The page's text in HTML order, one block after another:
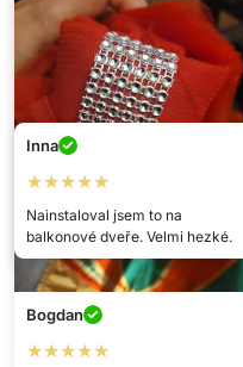
Ladislava
★★★★★
Vřele doporučuji! Vypadá
Bogdan
★★★★★
Inna
★★★★★
Nainstaloval jsem to na
balkonové dveře. Velmi hezké.